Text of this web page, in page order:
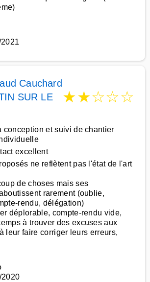
Cauchard
SUR LE
★★☆☆☆
conception et suivi de chantier
excellent
ne reflètent pas l'état de l'art
de choses mais ses
rarement (oublie,
rendu, délégation)
déplorable, compte-rendu vide,
à trouver des excuses aux
leur faire corriger leurs erreurs,
2020